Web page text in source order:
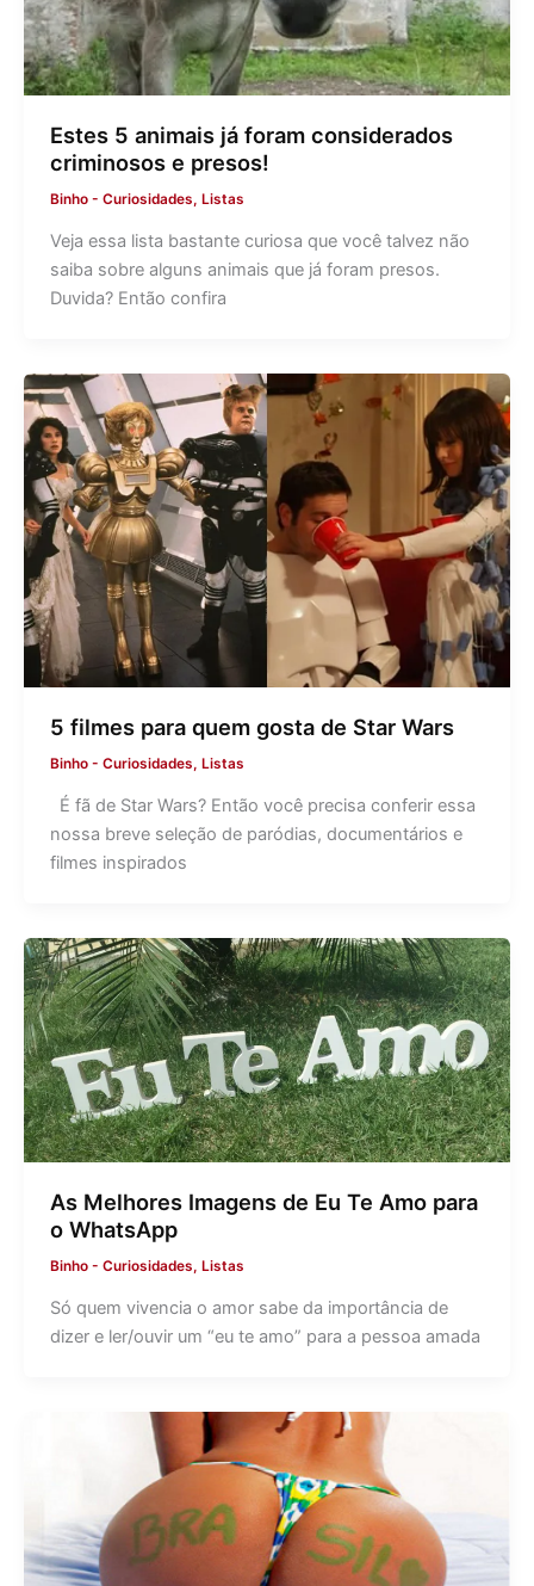
Estes 5 animais já foram considerados
criminosos e presos!
Binho - Curiosidades, Listas
Veja essa lista bastante curiosa que você talvez não
saiba sobre alguns animais que já foram presos.
Duvida? Então confira
5 filmes para quem gosta de Star Wars
Binho - Curiosidades, Listas
É fã de Star Wars? Então você precisa conferir essa
nossa breve seleção de paródias, documentários e
filmes inspirados
As Melhores Imagens de Eu Te Amo para
o WhatsApp
Binho - Curiosidades, Listas
Só quem vivencia o amor sabe da importância de
dizer e ler/ouvir um “eu te amo” para a pessoa amada